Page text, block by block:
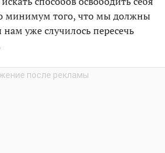
минимум того, что мы должны
нам уже случилось пересечь